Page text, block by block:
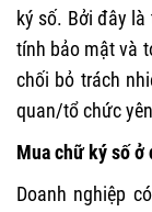
ký số. Bởi đây
tính bảo mật và
chối bỏ trách
quan/tổ chức
Mua chữ ký số ở
Doanh nghiệp